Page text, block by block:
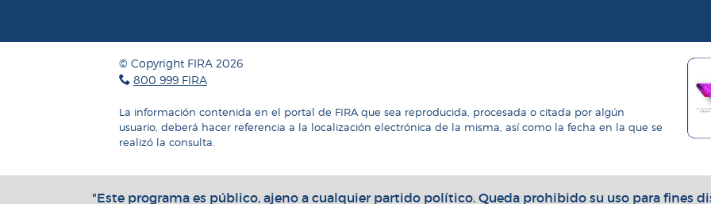
© Copyright FIRA 2026
800 999 FIRA
La información contenida en el portal de FIRA que sea reproducida, procesada o citada por algún
usuario, deberá hacer referencia a la localización electrónica de la misma, así como la fecha en la que se
realizó la consulta.
"Este programa es público, ajeno a cualquier partido político. Queda prohibido su uso para fines